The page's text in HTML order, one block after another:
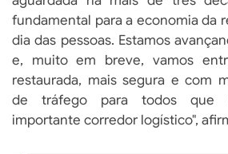
fundamental para a economia da
dia das pessoas. Estamos
e, muito em breve, vamos
restaurada, mais segura e com
de tráfego para todos que
importante corredor logístico",